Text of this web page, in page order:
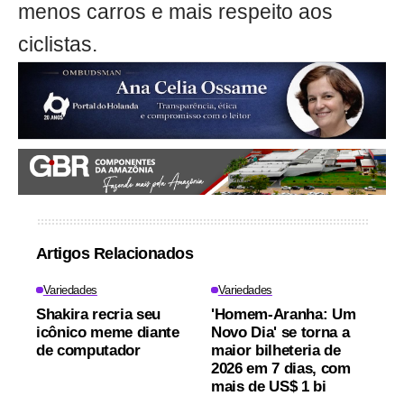
menos carros e mais respeito aos
ciclistas.
Artigos Relacionados
Variedades
Shakira recria seu
icônico meme diante
de computador
Variedades
'Homem-Aranha: Um
Novo Dia' se torna a
maior bilheteria de
2026 em 7 dias, com
mais de US$ 1 bi